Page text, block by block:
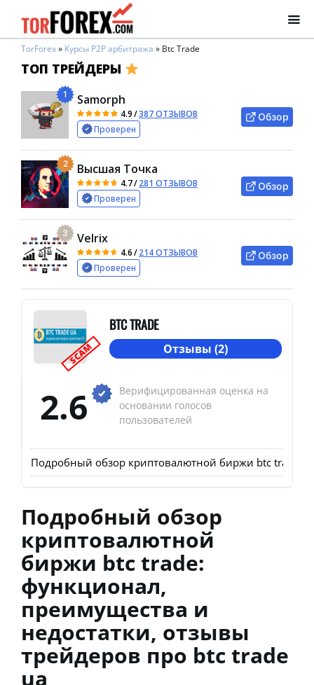
TorForex» Курсы P2P арбитража » Btc Trade
ТОП ТРЕЙДЕРЫ
1 Samorph
4.9/387 ОТЗЫВОВ
Проверен
Обзор
2 Высшая Точка
4.7/281 ОТЗЫВОВ
Проверен
Обзор
3 Velrix
4.6/214 ОТЗЫВОВ
Проверен
Обзор
SCAM
BTC TRADE
Отзывы (2)
2.6
Верифицированная оценка на
основании голосов
пользователей
Подробный обзор криптовалютной биржи btc trade:
Подробный обзор
криптовалютной
биржи btc trade:
функционал,
преимущества и
недостатки, отзывы
трейдеров про btc trade
ua